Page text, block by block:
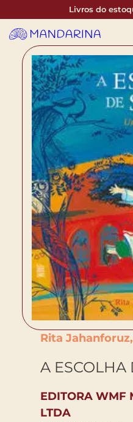
Livros do
Rita
A ESCOLHA
EDITORA WMF
LTDA